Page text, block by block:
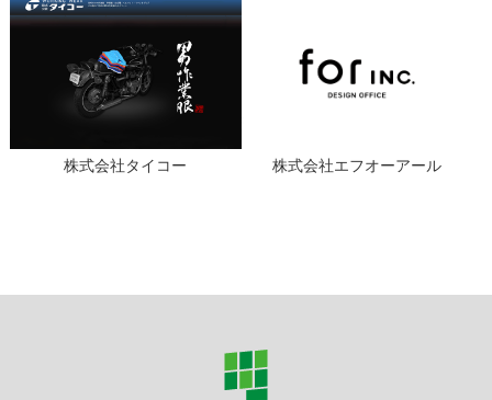
株式会社タイコー 株式会社エフオーアール